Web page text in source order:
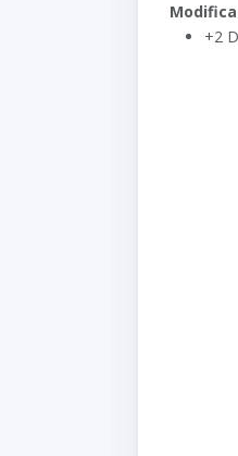
+2